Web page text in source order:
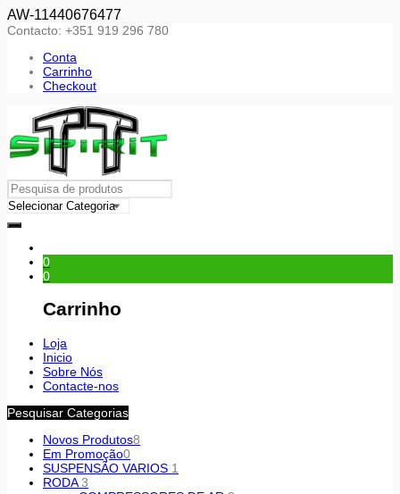
AW-11440676477
Contacto: +351 919 296 780
Conta
Carrinho
Checkout
0
0
Carrinho
Loja
Inicio
Sobre Nós
Contacte-nos
Pesquisar Categorias
Novos Produtos8
Em Promoção0
SUSPENSÃO VARIOS 1
RODA3